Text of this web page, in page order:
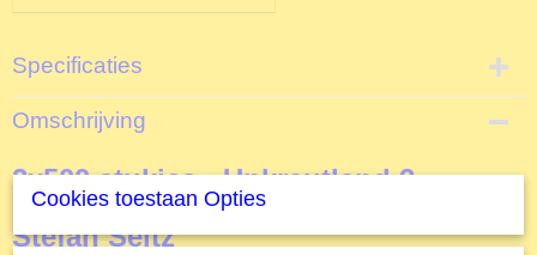
Specificaties
Productcode
S59601
4001504596019
Schmidt
Omschrijving
2x500 stukjes - Unkrautland 2 -
Stefan Seitz
Cookies toestaan Opties